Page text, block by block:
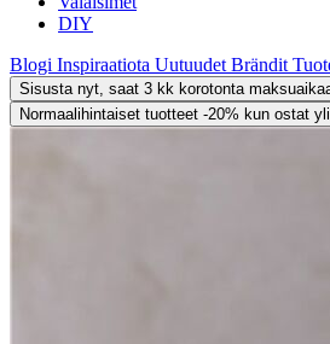
DIY
Blogi Inspiraatiota Uutuudet Brändit
Sisusta nyt, saat 3 kk korotonta
Normaalihintaiset tuotteet -20% kun ostat